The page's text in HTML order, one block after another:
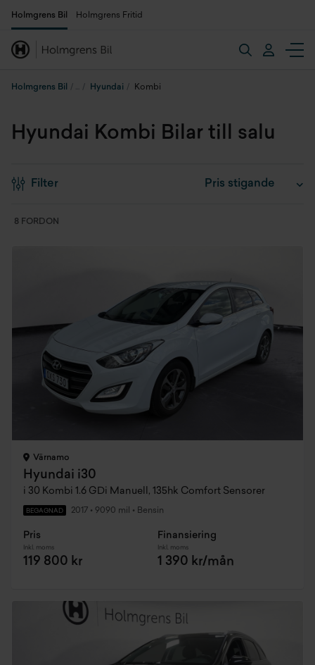
Holmgrens Bil Holmgrens Fritid
Holmgrens Bil Hyundai Kombi
Hyundai Kombi Bilar till salu
Filter
8 FORDON
Värnamo
Hyundai i30
i 30 Kombi 1.6 GDi Manuell, 135hk Comfort Sensorer
BEGAGNAD 2017 • 9090 mil • Bensin
Pris
Inkl. moms
119 800 kr
Finansiering
Inkl. moms
1 390 kr/mån